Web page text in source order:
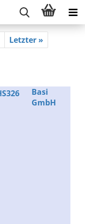
Letzter »
Basi
GmbH